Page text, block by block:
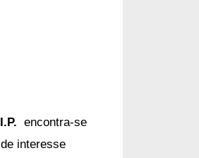
encontra-se
interesse